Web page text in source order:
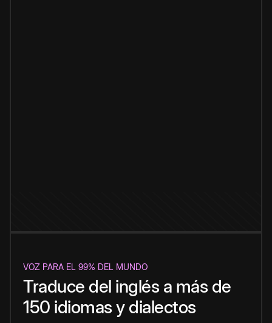
VOZ PARA EL 99% DEL MUNDO
Traduce del inglés a más de
150 idiomas y dialectos